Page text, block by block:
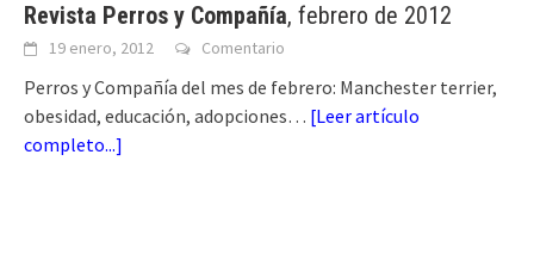
Revista Perros y Compañía, febrero de 2012
19 enero, 2012 Comentario
Perros y Compañía del mes de febrero: Manchester terrier,
obesidad, educación, adopciones… [Leer artículo
completo...]